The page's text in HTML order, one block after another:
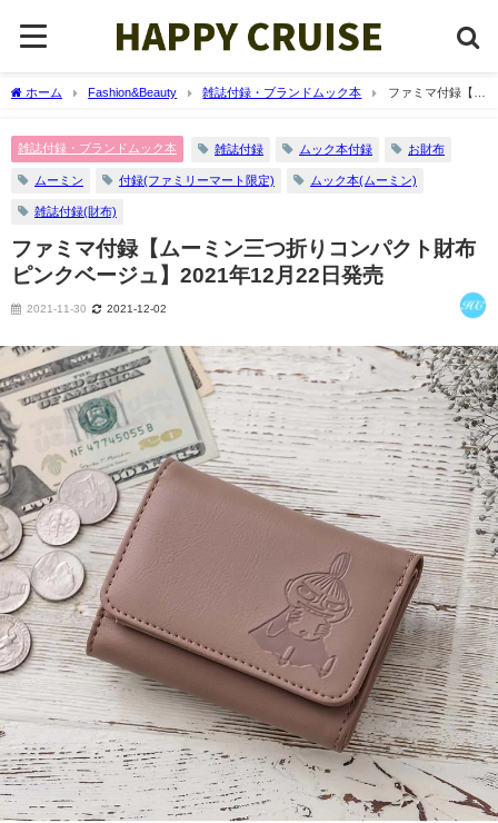
ホーム Fashion&Beauty 雑誌付録・ブランドムック本
ファミマ付録【ム
雑誌付録・ブランドムック本 雑誌付録 ムック本付録 お財布
ムーミン 付録(ファミリーマート限定) ムック本(ムーミン)
雑誌付録(財布)
ファミマ付録【ムーミン三つ折りコンパクト財布
ピンクベージュ】2021年12月22日発売
2021-11-30 2021-12-02